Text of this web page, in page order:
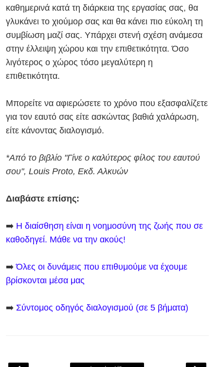
καθημερινά κατά τη διάρκεια της εργασίας σας, θα
γλυκάνει το χιούμορ σας και θα κάνει πιο εύκολη τη
συμβίωση μαζί σας. Υπάρχει στενή σχέση ανάμεσα
στην έλλειψη χώρου και την επιθετικότητα. Όσο
λιγότερος ο χώρος τόσο μεγαλύτερη η
επιθετικότητα.
Μπορείτε να αφιερώσετε το χρόνο που εξασφαλίζετε
για τον εαυτό σας είτε ασκώντας βαθιά χαλάρωση,
είτε κάνοντας διαλογισμό.
*Από το βιβλίο "Γίνε ο καλύτερος φίλος του εαυτού
σου", Louis Proto, Εκδ. Αλκυών
Διαβάστε επίσης:
➡️ Η διαίσθηση είναι η νοημοσύνη της ζωής που σε
καθοδηγεί. Μάθε να την ακούς!
➡️Όλες οι δυνάμεις που επιθυμούμε να έχουμε
βρίσκονται μέσα μας
➡️ Σύντομος οδηγός διαλογισμού (σε 5 βήματα)